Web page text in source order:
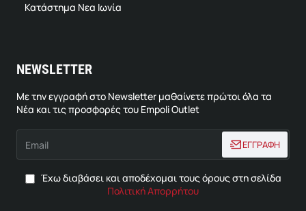
Κατάστημα Νεα Ιωνία
NEWSLETTER
Με την εγγραφή στο Newsletter μαθαίνετε πρώτοι όλα τα
Νέα και τις προσφορές του Empoli Outlet
ΕΓΓΡΑΦΗ
Έχω διαβάσει και αποδέχομαι τους όρους στη σελίδα
Πολιτική Απορρήτου